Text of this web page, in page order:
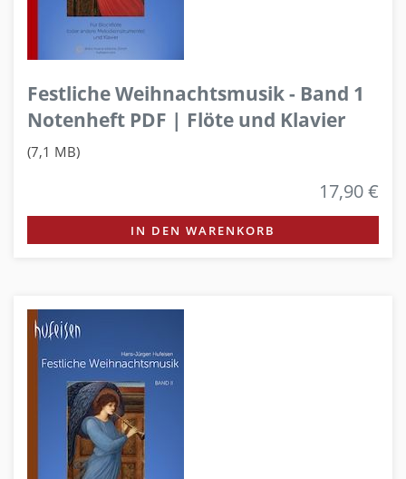
Festliche Weihnachtsmusik - Band 1
Notenheft PDF | Flöte und Klavier
(7,1 MB)
17,90 €
IN DEN WARENKORB